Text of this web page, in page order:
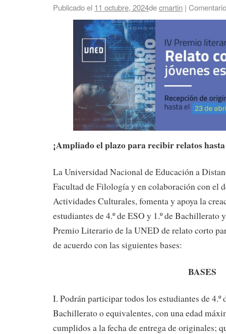
Publicado el 11 octubre, 2024decmartin |
¡Ampliado el plazo para recibir relatos
La Universidad Nacional de Educación a
Facultad de Filología y en colaboración con el
Actividades Culturales, fomenta y apoya la
estudiantes de 4.º de ESO y 1.º de Bachillerato
Premio Literario de la UNED de relato corto
de acuerdo con las siguientes bases:
BASES
I. Podrán participar todos los estudiantes de 4.º
Bachillerato o equivalentes, con una edad
cumplidos a la fecha de entrega de originales;